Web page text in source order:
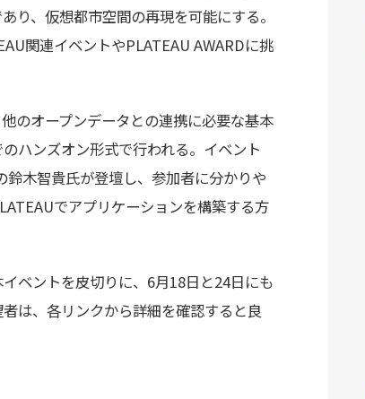
り、仮想都市空間の再現を可能にする。
関連イベントやPLATEAU AWARDに挑
のオープンデータとの連携に必要な基本
ハンズオン形式で行われる。イベント
木智貴氏が登壇し、参加者に分かりや
でアプリケーションを構築する方
ベントを皮切りに、6月18日と24日にも
は、各リンクから詳細を確認すると良